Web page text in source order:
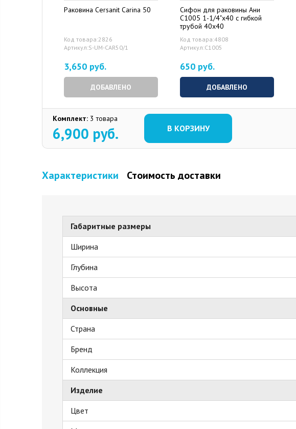
Раковина Cersanit Carina 50
Код товара:2826
Артикул:S-UM-CAR50/1
3,650 руб.
ДОБАВЛЕНО
Сифон для раковины Ани
С1005 1-1/4"x40 с гибкой
трубой 40x40
Код товара:4808
Артикул:С1005
650 руб.
ДОБАВЛЕНО
Комплект: 3 товара
6,900 руб. В КОРЗИНУ
Характеристики Стоимость доставки
Габаритные размеры
Ширина
Глубина
Высота
Основные
Страна
Бренд
Коллекция
Изделие
Цвет